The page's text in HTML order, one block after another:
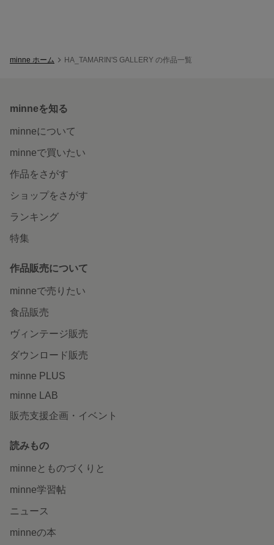
minne ホーム HA_TAMARIN'S GALLERY の作品一覧
minneを知る
minneについて
minneで買いたい
作品をさがす
ショップをさがす
ランキング
特集
作品販売について
minneで売りたい
食品販売
ヴィンテージ販売
ダウンロード販売
minne PLUS
minne LAB
販売支援企画・イベント
読みもの
minneとものづくりと
minne学習帖
ニュース
minneの本